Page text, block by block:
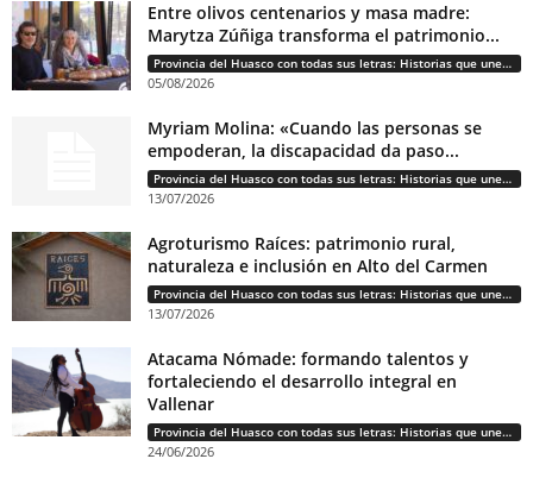
Entre olivos centenarios y masa madre:
Marytza Zúñiga transforma el patrimonio...
Provincia del Huasco con todas sus letras: Historias que unen cultura, diversidad e identidad
05/08/2026
Myriam Molina: «Cuando las personas se
empoderan, la discapacidad da paso...
Provincia del Huasco con todas sus letras: Historias que unen cultura, diversidad e identidad
13/07/2026
Agroturismo Raíces: patrimonio rural,
naturaleza e inclusión en Alto del Carmen
Provincia del Huasco con todas sus letras: Historias que unen cultura, diversidad e identidad
13/07/2026
Atacama Nómade: formando talentos y
fortaleciendo el desarrollo integral en
Vallenar
Provincia del Huasco con todas sus letras: Historias que unen cultura, diversidad e identidad
24/06/2026